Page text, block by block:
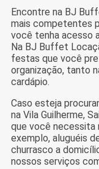
Encontre na BJ
mais competentes
você tenha acesso
Na BJ Buffet
festas que você
organização, tanto
cardápio.
Caso esteja
na Vila Guilherme,
que você necessita
exemplo, aluguéis
churrasco a
nossos serviços